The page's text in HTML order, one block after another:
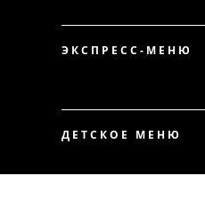
ЭКСПРЕСС-МЕНЮ
ДЕТСКОЕ МЕНЮ